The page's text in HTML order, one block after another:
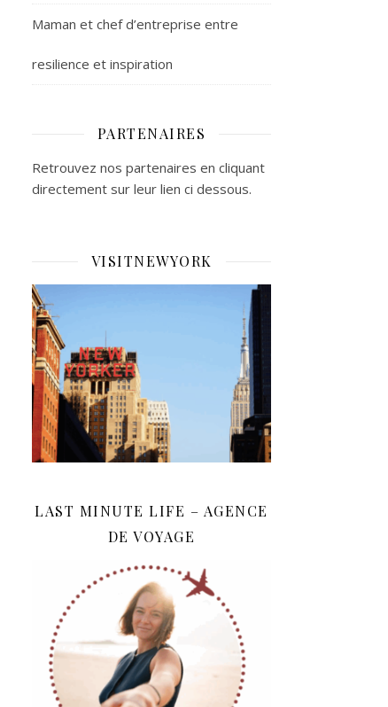
Maman et chef d’entreprise entre
resilience et inspiration
PARTENAIRES
Retrouvez nos partenaires en cliquant
directement sur leur lien ci dessous.
VISITNEWYORK
LAST MINUTE LIFE – AGENCE
DE VOYAGE